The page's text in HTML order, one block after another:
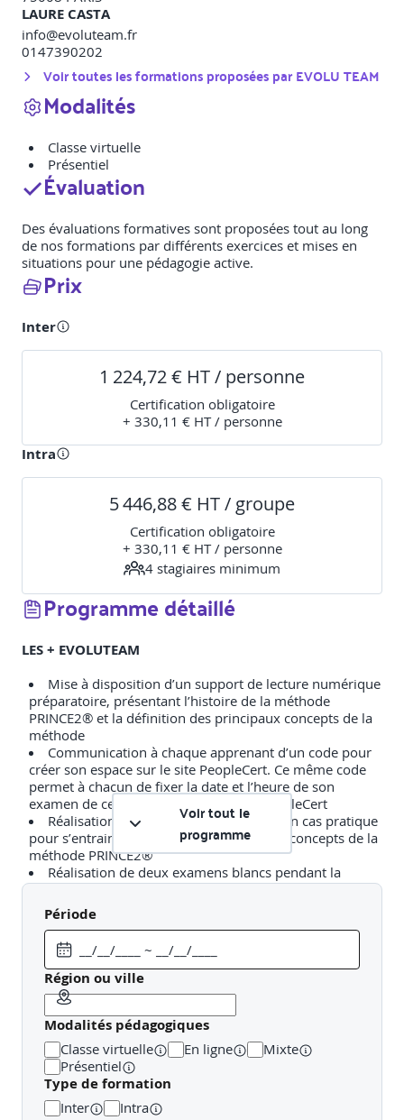
LAURE CASTA
info@evoluteam.fr
0147390202
Voir toutes les formations proposées parEVOLU TEAM
Modalités
Classe virtuelle
Présentiel
Évaluation
Des évaluations formatives sont proposées tout au long
de nos formations par différents exercices et mises en
situations pour une pédagogie active.
Prix
Inter
1 224,72 € HT / personne
Certification obligatoire
+ 330,11 € HT / personne
Intra
5 446,88 € HT / groupe
Certification obligatoire
+ 330,11 € HT / personne
4 stagiaires minimum
Programme détaillé
LES + EVOLUTEAM
Mise à disposition d’un support de lecture numérique
préparatoire, présentant l’histoire de la méthode
PRINCE2® et la définition des principaux concepts de la
méthode
Communication à chaque apprenant d’un code pour
créer son espace sur le site PeopleCert. Ce même code
permet à chacun de fixer la date et l’heure de son
examen de certification sur le site de PeopleCert
Réalisation de plusieurs exercices sur un cas pratique
pour s’entrainer à appliquer les différents concepts de la
méthode PRINCE2®
Réalisation de deux examens blancs pendant la
formation
Mise en place de binômes « post-formation » dans
une logique de « Sparring Partner » pour inciter les
apprenants à travailler ensemble pour préparer et
s’entraîner à l’examen de certification
Prise en compte de l’accessibilité (plateforme de
formation, supports pédagogiques)
PROGRAMME DÉTAILLÉ
AVANT (DISPONIBLE SUR NOTRE PLATEFORME LMS DE
FORMATION)
Voir tout le
programme
Période
Région ou ville
Modalités pédagogiques
Classe virtuelle En ligne
Mixte
Présentiel
Type de formation
Inter Intra